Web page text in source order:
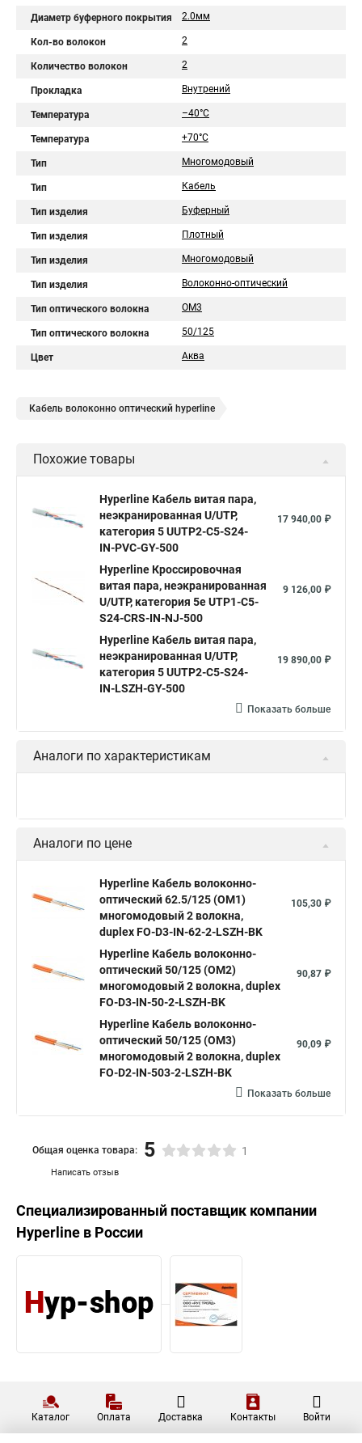
Диаметр буферного покрытия 2.0мм
Кол-во волокон 2
Количество волокон 2
Прокладка Внутрений
Температура –40°C
Температура +70°C
Тип Многомодовый
Тип Кабель
Тип изделия Буферный
Тип изделия Плотный
Тип изделия Многомодовый
Тип изделия Волоконно-оптический
Тип оптического волокна OM3
Тип оптического волокна 50/125
Цвет Аква
Кабель волоконно оптический hyperline
Похожие товары
Hyperline Кабель витая пара,
неэкранированная U/UTP,
категория 5 UUTP2-C5-S24-
IN-PVC-GY-500
17 940,00 ₽
Hyperline Кроссировочная
витая пара, неэкранированная
U/UTP, категория 5e UTP1-C5-
S24-CRS-IN-NJ-500
9 126,00 ₽
Hyperline Кабель витая пара,
неэкранированная U/UTP,
категория 5 UUTP2-C5-S24-
IN-LSZH-GY-500
19 890,00 ₽
Показать больше
Аналоги по характеристикам
Аналоги по цене
Hyperline Кабель волоконно-
оптический 62.5/125 (OM1)
многомодовый 2 волокна,
duplex FO-D3-IN-62-2-LSZH-BK
105,30 ₽
Hyperline Кабель волоконно-
оптический 50/125 (OM2)
многомодовый 2 волокна, duplex
FO-D3-IN-50-2-LSZH-BK
90,87 ₽
Hyperline Кабель волоконно-
оптический 50/125 (OM3)
многомодовый 2 волокна, duplex
FO-D2-IN-503-2-LSZH-BK
90,09 ₽
Показать больше
Написать отзыв
Общая оценка товара: 5 1
Специализированный поставщик компании
Hyperline в России
Каталог Оплата Доставка Контакты Войти